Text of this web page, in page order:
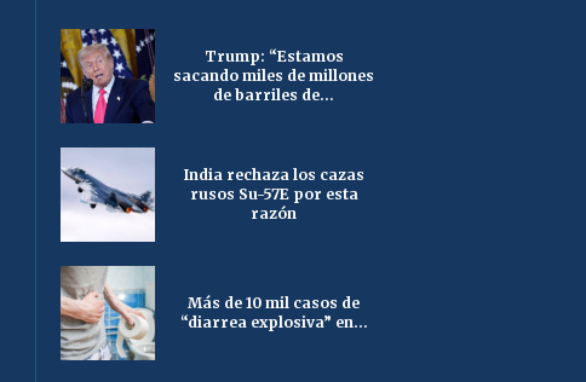
Trump: “Estamos
sacando miles de millones
de barriles de...
India rechaza los cazas
rusos Su-57E por esta
razón
Más de 10 mil casos de
“diarrea explosiva” en...